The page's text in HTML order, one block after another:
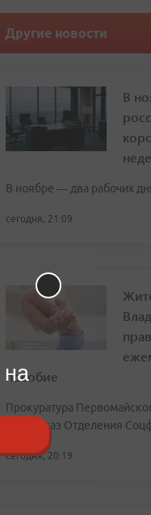
Другие новости
В
В ноябре — два рабочих
сегодня, 21:09
пособие
Прокуратура
суде отказ Отделения
сегодня, 20:19